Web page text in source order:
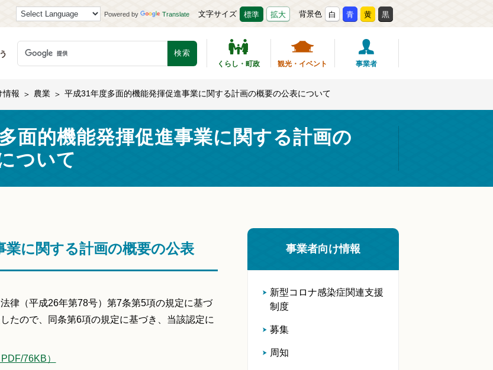
Powered by Translate 文字サイズ 標準 拡大 背景色 白 青 黄 黒
くらし・町政 観光・イベント 事業者
情報 農業 平成31年度多面的機能発揮促進事業に関する計画の概要の公表について
面的機能発揮促進事業に関する計画の
ついて
業に関する計画の概要の公表
律（平成26年第78号）第7条第5項の規定に基づ
たので、同条第6項の規定に基づき、当該認定に
76KB）
事業者向け情報
新型コロナ感染症関連支援
制度
募集
周知